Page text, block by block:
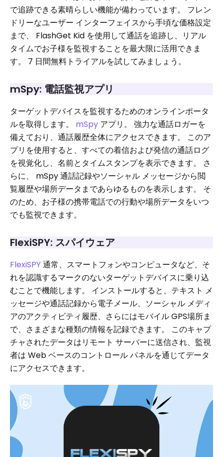
で追跡できる素晴らしい機能が備わっています。 フレン
ドリーなユーザー インターフェイスから手頃な価格設定
まで、 FlashGet Kid を使用して通話を追跡し、リアル
タイムでお子様を監視することを最大限に活用できま
す。 7 日間無料トライアルを試してみましょう。
mSpy: 電話監視アプリ
ターゲットデバイスを監視するためのオンラインポータ
ルを取得します。 mSpy アプリ。 強力な通話ロガーを
備えており、通話履歴全体にアクセスできます。 このア
プリを使用すると、すべての着信および発信の通話ログ
を視覚化し、名前とタイムスタンプを表示できます。 さ
らに、 mSpy 通話記録やソーシャル メッセージから閲
覧履歴や場所データまであらゆるものを表示します。 そ
のため、お子様の携帯電話での行動や場所データをいつ
でも監視できます。
FlexiSPY: スパイウェア
FlexiSPY通常、スマートフォンやコンピュータなど、そ
れを認識するマークのないターゲットデバイスに乗り込
むことで機能します。 インストールすると、テキスト メ
ッセージや通話記録から電子メール、ソーシャル メディ
アのアクティビティ履歴、さらにはモバイル GPS場所ま
で、さまざまな種類の情報を記録できます。 このキャプ
チャされたデータはリモート サーバーに送信され、監視
者は Web ベースのコントロール パネルを通じてデータ
にアクセスできます。